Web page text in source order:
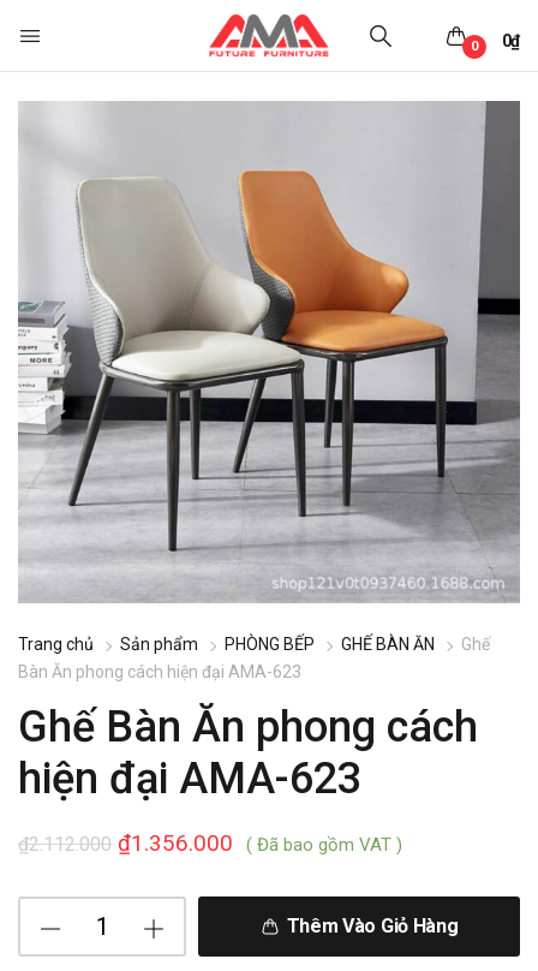
0₫
0
Trang chủ Sản phẩm PHÒNG BẾP GHẾ BÀN ĂN
Ghế
Bàn Ăn phong cách hiện đại AMA-623
Ghế Bàn Ăn phong cách
hiện đại AMA-623
2.112.000
₫ 1.356.000
₫ ( Đã bao gồm VAT )
Thêm Vào Giỏ Hàng